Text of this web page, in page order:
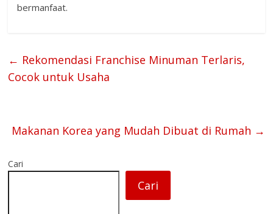
bermanfaat.
← Rekomendasi Franchise Minuman Terlaris,
Cocok untuk Usaha
Makanan Korea yang Mudah Dibuat di Rumah →
Cari
Cari